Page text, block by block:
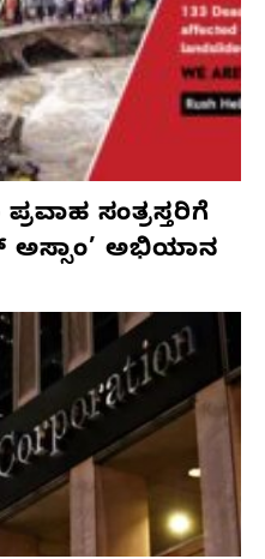
ಸಂತ್ರಸ್ತರಿಗೆ
ಅಸ್ಸಾಂ’ ಅಭಿಯಾನ